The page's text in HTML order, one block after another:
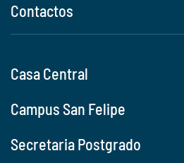
Contactos
Casa Central
Campus San Felipe
Secretaria Postgrado